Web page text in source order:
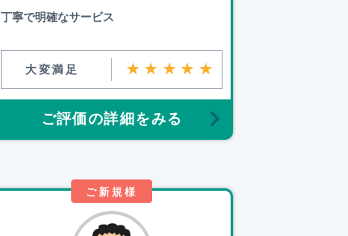
丁寧で明確なサービス
大変満足 ★★★★★
ご評価の詳細をみる
ご新規様